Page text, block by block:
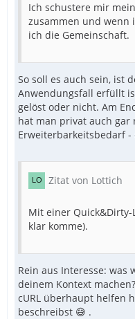
Ich schustere mir
zusammen und wenn
ich die Gemeinschaft.
So soll es auch sein, ist
Anwendungsfall erfüllt
gelöst oder nicht. Am
hat man privat auch gar
Erweiterbarkeitsbedarf
Zitat von Lottich
Mit einer
klar komme).
Rein aus Interesse: was
deinem Kontext
cURL überhaupt helfen
beschreibst 😅 .